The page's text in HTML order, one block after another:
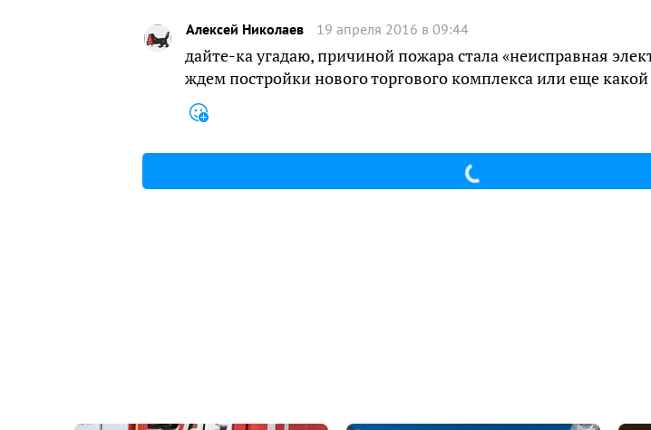
Алексей Николаев 19 апреля 2016 в 09:44
дайте-ка угадаю, причиной пожара стала «неисправная
ждем постройки нового торгового комплекса или еще